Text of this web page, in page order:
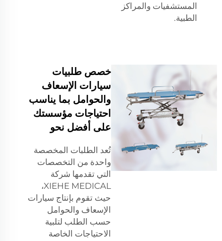
المستشفيات والمراكز
الطبية.
خصص طلبيات
سيارات الإسعاف
والحوامل بما يناسب
احتياجات مؤسستك
على أفضل نحو
تُعد الطلبات المخصصة
واحدة من التخصصات
التي تقدمها شركة
XIEHE MEDICAL،
حيث تقوم بإنتاج سيارات
الإسعاف والحوامل
حسب الطلب لتلبية
الاحتياجات الخاصة